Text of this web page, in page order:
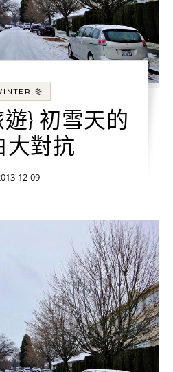
冬
} 初雪天的
大對抗
12-09